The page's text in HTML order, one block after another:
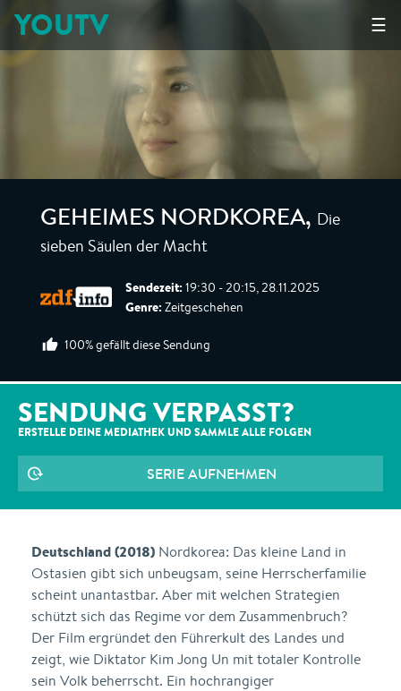
☰
YOUTV
GEHEIMES NORDKOREA, Die
sieben Säulen der Macht
Sendezeit: 19:30 - 20:15, 28.11.2025
Genre: Zeitgeschehen
100% gefällt diese Sendung
SENDUNG VERPASST?
ERSTELLE DEINE MEDIATHEK UND SAMMLE ALLE FOLGEN
SERIE AUFNEHMEN
Deutschland (2018) Nordkorea: Das kleine Land in
Ostasien gibt sich unbeugsam, seine Herrscherfamilie
scheint unantastbar. Aber mit welchen Strategien
schützt sich das Regime vor dem Zusammenbruch?
Der Film ergründet den Führerkult des Landes und
zeigt, wie Diktator Kim Jong Un mit totaler Kontrolle
sein Volk beherrscht. Ein hochrangiger